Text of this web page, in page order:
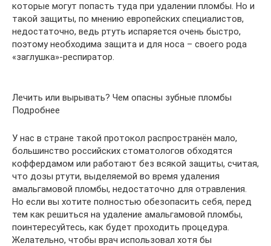
которые могут попасть туда при удалении пломбы. Но и
такой защиты, по мнению европейских специалистов,
недостаточно, ведь ртуть испаряется очень быстро,
поэтому необходима защита и для носа – своего рода
«заглушка»-респиратор.
Лечить или вырывать? Чем опасны зубные пломбы
Подробнее
У нас в стране такой протокол распространён мало,
большинство российских стоматологов обходятся
коффердамом или работают без всякой защиты, считая,
что дозы ртути, выделяемой во время удаления
амальгамовой пломбы, недостаточно для отравления.
Но если вы хотите полностью обезопасить себя, перед
тем как решиться на удаление амальгамовой пломбы,
поинтересуйтесь, как будет проходить процедура.
Желательно, чтобы врач использовал хотя бы